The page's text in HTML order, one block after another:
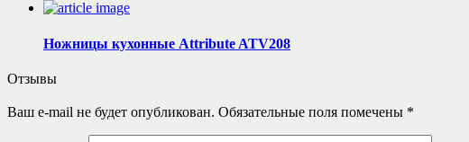
Ножницы кухонные Attribute ATV208
Отзывы
Ваш e-mail не будет опубликован. Обязательные поля помечены *